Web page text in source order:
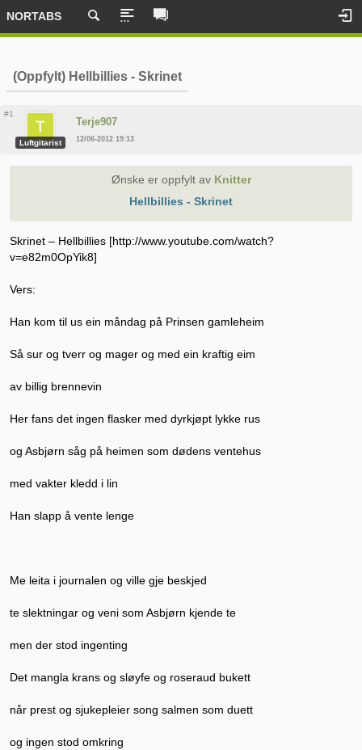
NORTABS
(Oppfylt) Hellbillies - Skrinet
#1
Luftgitarist
Terje907
12/06-2012 19:13
Ønske er oppfylt av Knitter
Hellbillies - Skrinet
Skrinet – Hellbillies [http://www.youtube.com/watch?
v=e82m0OpYik8]
Vers:
Han kom til us ein måndag på Prinsen gamleheim
Så sur og tverr og mager og med ein kraftig eim
av billig brennevin
Her fans det ingen flasker med dyrkjøpt lykke rus
og Asbjørn såg på heimen som dødens ventehus
med vakter kledd i lin
Han slapp å vente lenge
Me leita i journalen og ville gje beskjed
te slektningar og veni som Asbjørn kjende te
men der stod ingenting
Det mangla krans og sløyfe og roseraud bukett
når prest og sjukepleier song salmen som duett
og ingen stod omkring